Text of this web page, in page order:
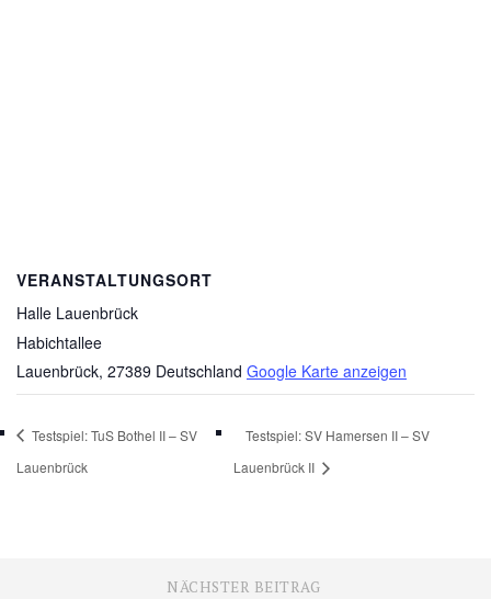
VERANSTALTUNGSORT
Halle Lauenbrück
Habichtallee
Lauenbrück, 27389 Deutschland Google Karte anzeigen
Testspiel: TuS Bothel II – SV
Lauenbrück
Testspiel: SV Hamersen II – SV
Lauenbrück II
NÄCHSTER BEITRAG